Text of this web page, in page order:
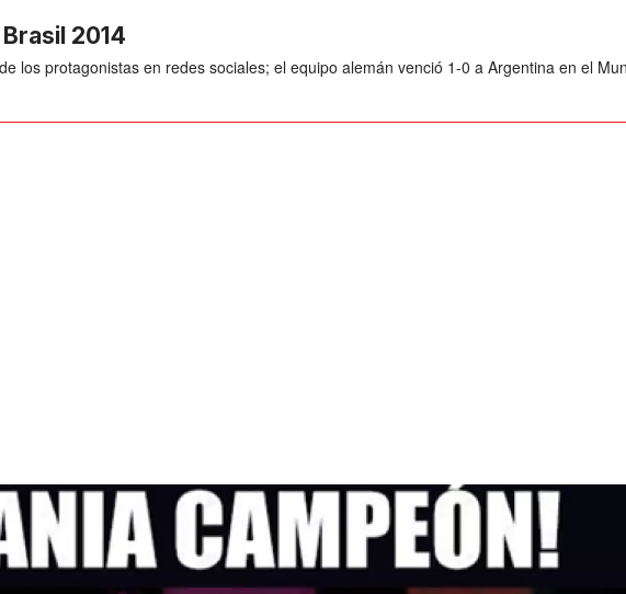
2014
los protagonistas en redes sociales; el equipo alemán venció 1-0 a Argentina en el